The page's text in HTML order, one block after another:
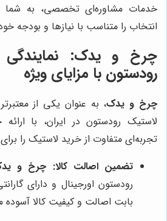
خدمات مشاوره‌ای تخصصی، به شما
انتخاب را متناسب با نیازها و بودجه
چرخ و یدک:
رودستون با مزایای ویژه
چرخ و یدک، به عنوان یکی از
لاستیک رودستون در ایران، با
تجربه‌ای متفاوت از خرید لاستیک را
تضمین اصالت کالا: چرخ و
رودستون اورجینال و دارای
بابت اصالت و کیفیت کالا آسوده